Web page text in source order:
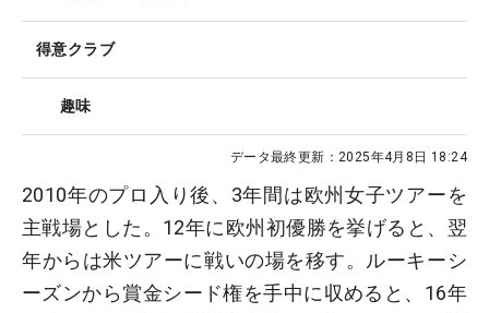
得意クラブ
趣味
データ最終更新： 2025年4月8日 18:24
2010年のプロ入り後、3年間は欧州女子ツアーを
主戦場とした。12年に欧州初優勝を挙げると、翌
年からは米ツアーに戦いの場を移す。ルーキーシ
ーズンから賞金シード権を手中に収めると、16年